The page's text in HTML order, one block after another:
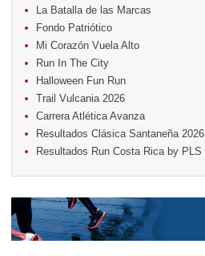
25. Run Alajuela
31.
Halloween Fun Run
Noviembre
08. Lindora Run
15. Entre Pan y Rosas
Diciembre
06. Trail Vulcania 2026
12. Media Maratón Puntarenas 2026
La Batalla de las Marcas
Fondo Patriótico
Mi Corazón Vuela Alto
Run In The City
Halloween Fun Run
Trail Vulcania 2026
Carrera Atlética Avanza
Resultados Clásica Santaneña 2026
Resultados Run Costa Rica by PLS